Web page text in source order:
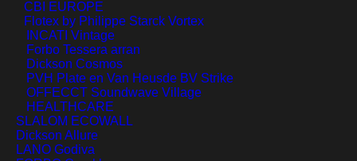
CBI EUROPE
Flotex by Philippe Starck Vortex
INCATI Vintage
Forbo Tessera arran
Dickson Cosmos
PVH Plate en Van Heusde BV Strike
OFFECCT Soundwave Village
HEALTHCARE
SLALOM ECOWALL
Dickson Allure
LANO Godiva